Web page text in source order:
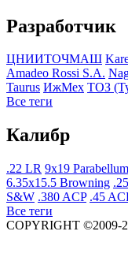
Разработчик
ЦНИИТОЧМАШ
Amadeo Rossi S.A.
Taurus ИжМех ТОЗ
Все теги
Калибр
.22 LR 9x19 Parabellum
6.35x15.5 Browning
S&W .380 ACP .45
Все теги
COPYRIGHT ©2009-